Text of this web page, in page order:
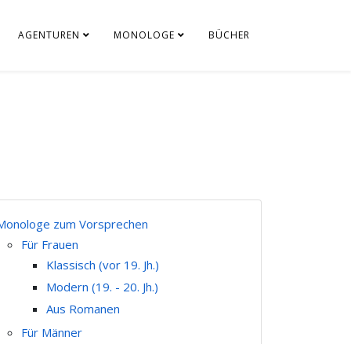
AGENTUREN MONOLOGE BÜCHER
zum Vorsprechen
Für Frauen
Klassisch (vor 19. Jh.)
Modern (19. - 20. Jh.)
Aus Romanen
Für Männer